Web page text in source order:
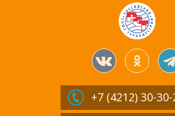
+7 (4212) 30-